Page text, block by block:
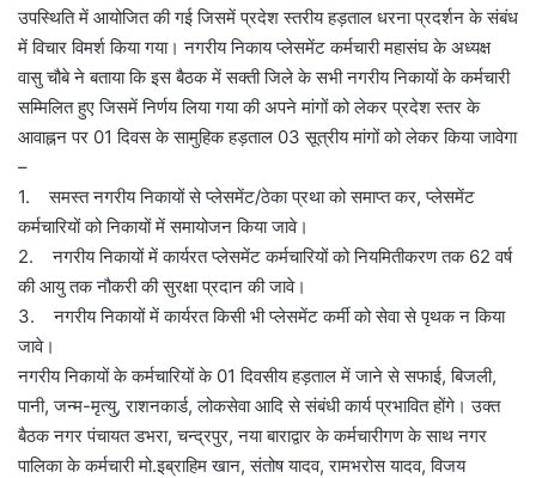
उपस्थिति में आयोजित की गई जिसमें प्रदेश स्तरीय हड़ताल धरना प्रदर्शन के संबंध
में विचार विमर्श किया गया। नगरीय निकाय प्लेसमेंट कर्मचारी महासंघ के अध्यक्ष
वासु चौबे ने बताया कि इस बैठक में सक्ती जिले के सभी नगरीय निकायों के कर्मचारी
सम्मिलित हुए जिसमें निर्णय लिया गया की अपने मांगों को लेकर प्रदेश स्तर के
आवाह्नन पर 01 दिवस के सामुहिक हड़ताल 03 सूत्रीय मांगों को लेकर किया जावेगा
–
1. समस्त नगरीय निकायों से प्लेसमेंट/ठेका प्रथा को समाप्त कर, प्लेसमेंट
कर्मचारियों को निकायों में समायोजन किया जावे।
2. नगरीय निकायों में कार्यरत प्लेसमेंट कर्मचारियों को नियमितीकरण तक 62 वर्ष
की आयु तक नौकरी की सुरक्षा प्रदान की जावे।
3. नगरीय निकायों में कार्यरत किसी भी प्लेसमेंट कर्मी को सेवा से पृथक न किया
जावे।
नगरीय निकायों के कर्मचारियों के 01 दिवसीय हड़ताल में जाने से सफाई, बिजली,
पानी, जन्म-मृत्यु, राशनकार्ड, लोकसेवा आदि से संबंधी कार्य प्रभावित होंगे। उक्त
बैठक नगर पंचायत डभरा, चन्द्रपुर, नया बाराद्वार के कर्मचारीगण के साथ नगर
पालिका के कर्मचारी मो.इब्राहिम खान, संतोष यादव, रामभरोस यादव, विजय